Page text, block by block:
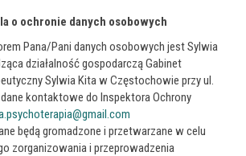
o ochronie danych osobowych
Pana/Pani danych osobowych jest Sylwia
działalność gospodarczą Gabinet
Sylwia Kita w Częstochowie przy ul.
kontaktowe do Inspektora Ochrony
będą gromadzone i przetwarzane w celu
zorganizowania i przeprowadzenia